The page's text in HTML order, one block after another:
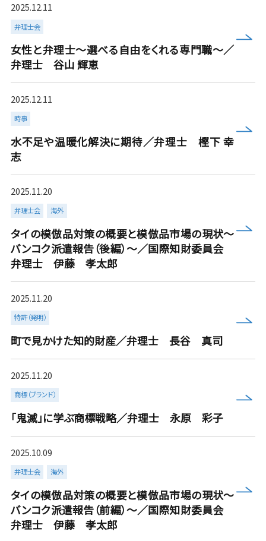
女性と弁理士～選べる自由をくれる専門職～／
弁理士 谷山 輝恵
2025.12.11
弁理士会
more
水不足や温暖化解決に期待／弁理士 樫下 幸
志
2025.12.11
時事
more
タイの模倣品対策の概要と模倣品市場の現状～
バンコク派遣報告（後編）～／国際知財委員会
弁理士 伊藤 孝太郎
2025.11.20
弁理士会 海外
more
町で見かけた知的財産／弁理士 長谷 真司
2025.11.20
特許（発明）
more
「鬼滅」に学ぶ商標戦略／弁理士 永原 彩子
2025.11.20
商標（ブランド）
more
タイの模倣品対策の概要と模倣品市場の現状～
バンコク派遣報告（前編）～／国際知財委員会
弁理士 伊藤 孝太郎
2025.10.09
弁理士会 海外
more